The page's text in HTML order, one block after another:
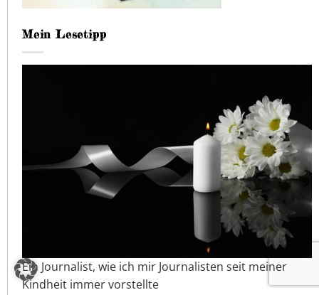
Mein Lesetipp
Ein Journalist, wie ich mir Journalisten seit meiner
Kindheit immer vorstellte